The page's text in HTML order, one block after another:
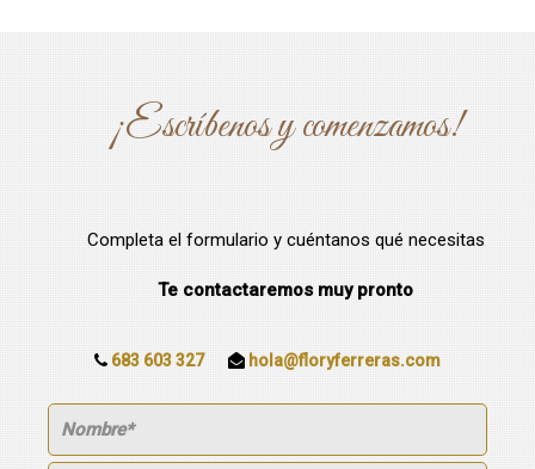
¡Escríbenos y comenzamos!
Completa el formulario y cuéntanos qué necesitas
Te contactaremos muy pronto
683 603 327 hola@floryferreras.com